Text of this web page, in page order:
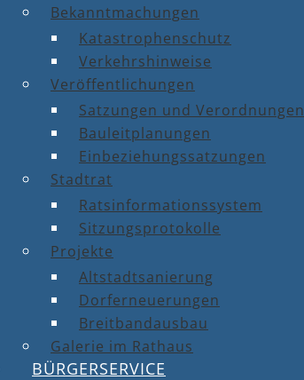
Bekanntmachungen
Katastrophenschutz
Verkehrshinweise
Veröffentlichungen
Satzungen und Verordnungen
Bauleitplanungen
Einbeziehungssatzungen
Stadtrat
Ratsinformationssystem
Sitzungsprotokolle
Projekte
Altstadtsanierung
Dorferneuerungen
Breitbandausbau
Galerie im Rathaus
BÜRGERSERVICE